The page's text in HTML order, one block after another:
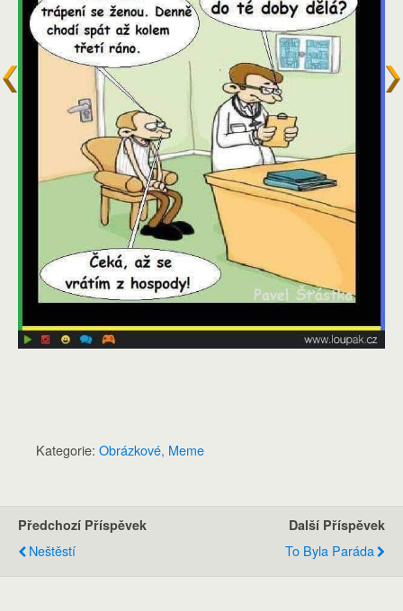
Kategorie: Obrázkové, Meme
Předchozí Příspěvek
Neštěstí
Další Příspěvek
To Byla Paráda